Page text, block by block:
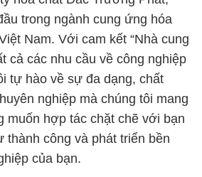
trong ngành cung ứng hóa
Nam. Với cam kết “Nhà cung
cả các nhu cầu về công nghiệp
tự hào về sự đa dạng, chất
nghiệp mà chúng tôi mang
muốn hợp tác chặt chẽ với bạn
thành công và phát triển bền
của bạn.